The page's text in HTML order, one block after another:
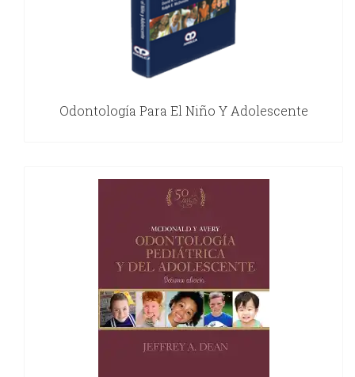
Odontología Para El Niño Y Adolescente